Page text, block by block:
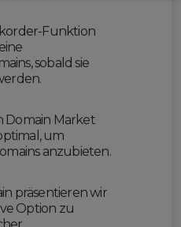
Funktion
sobald sie
Domain Market
um
anzubieten.
präsentieren wir
Option zu